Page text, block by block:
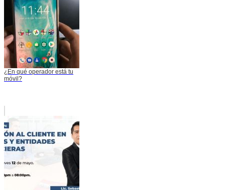
¿En qué operador está tu
móvil?